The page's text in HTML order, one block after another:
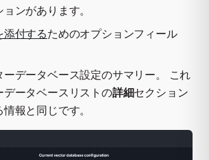
ンがあります。
添付するためのオプションフィール
ーデータベース設定のサマリー。 これ
データベースリストの詳細セクション
報と同じです。